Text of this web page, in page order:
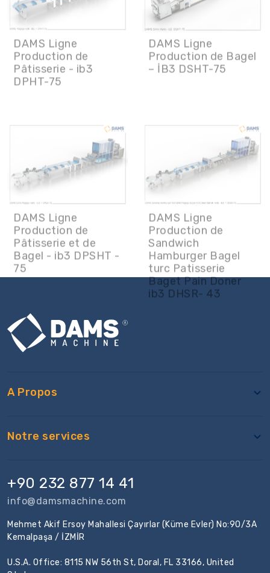
DAMS Ligne
Production de
DPHT-75
DAMS Ligne
Production de Bagel
– İB3 DSHT-75
DAMS Ligne
Bagel - ib3 DPSHT -
75
DAMS Ligne
Hamburger Bagel
turc Patisserie
Baget Pain Doner
ib3 DHSR- 43
A Propos
Notre services
+90 232 877 14 41
info@damsmachine.com
Mehmet Akif Ersoy Mahallesi Çayırlar (Küme Evler) No:90/3A
Kemalpaşa / İZMİR
U.S.A. Office: 8115 NW 56th St, Doral, FL 33166, United